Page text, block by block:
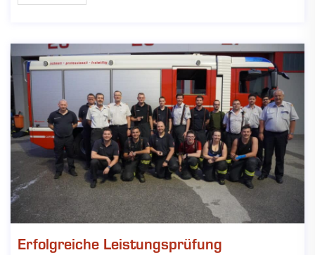
Erfolgreiche Leistungsprüfung